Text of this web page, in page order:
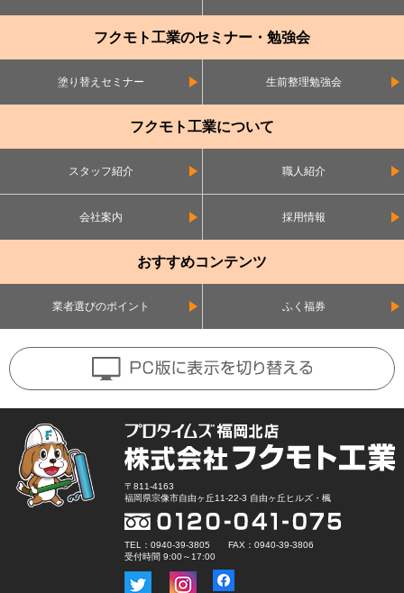
フクモト工業のセミナー・勉強会
塗り替えセミナー 生前整理勉強会
フクモト工業について
スタッフ紹介 職人紹介
会社案内 採用情報
おすすめコンテンツ
業者選びのポイント ふく福券
〒811-4163
福岡県宗像市自由ヶ丘11-22-3 自由ヶ丘ヒルズ・楓
TEL：0940-39-3805 FAX：0940-39-3806
受付時間 9:00～17:00